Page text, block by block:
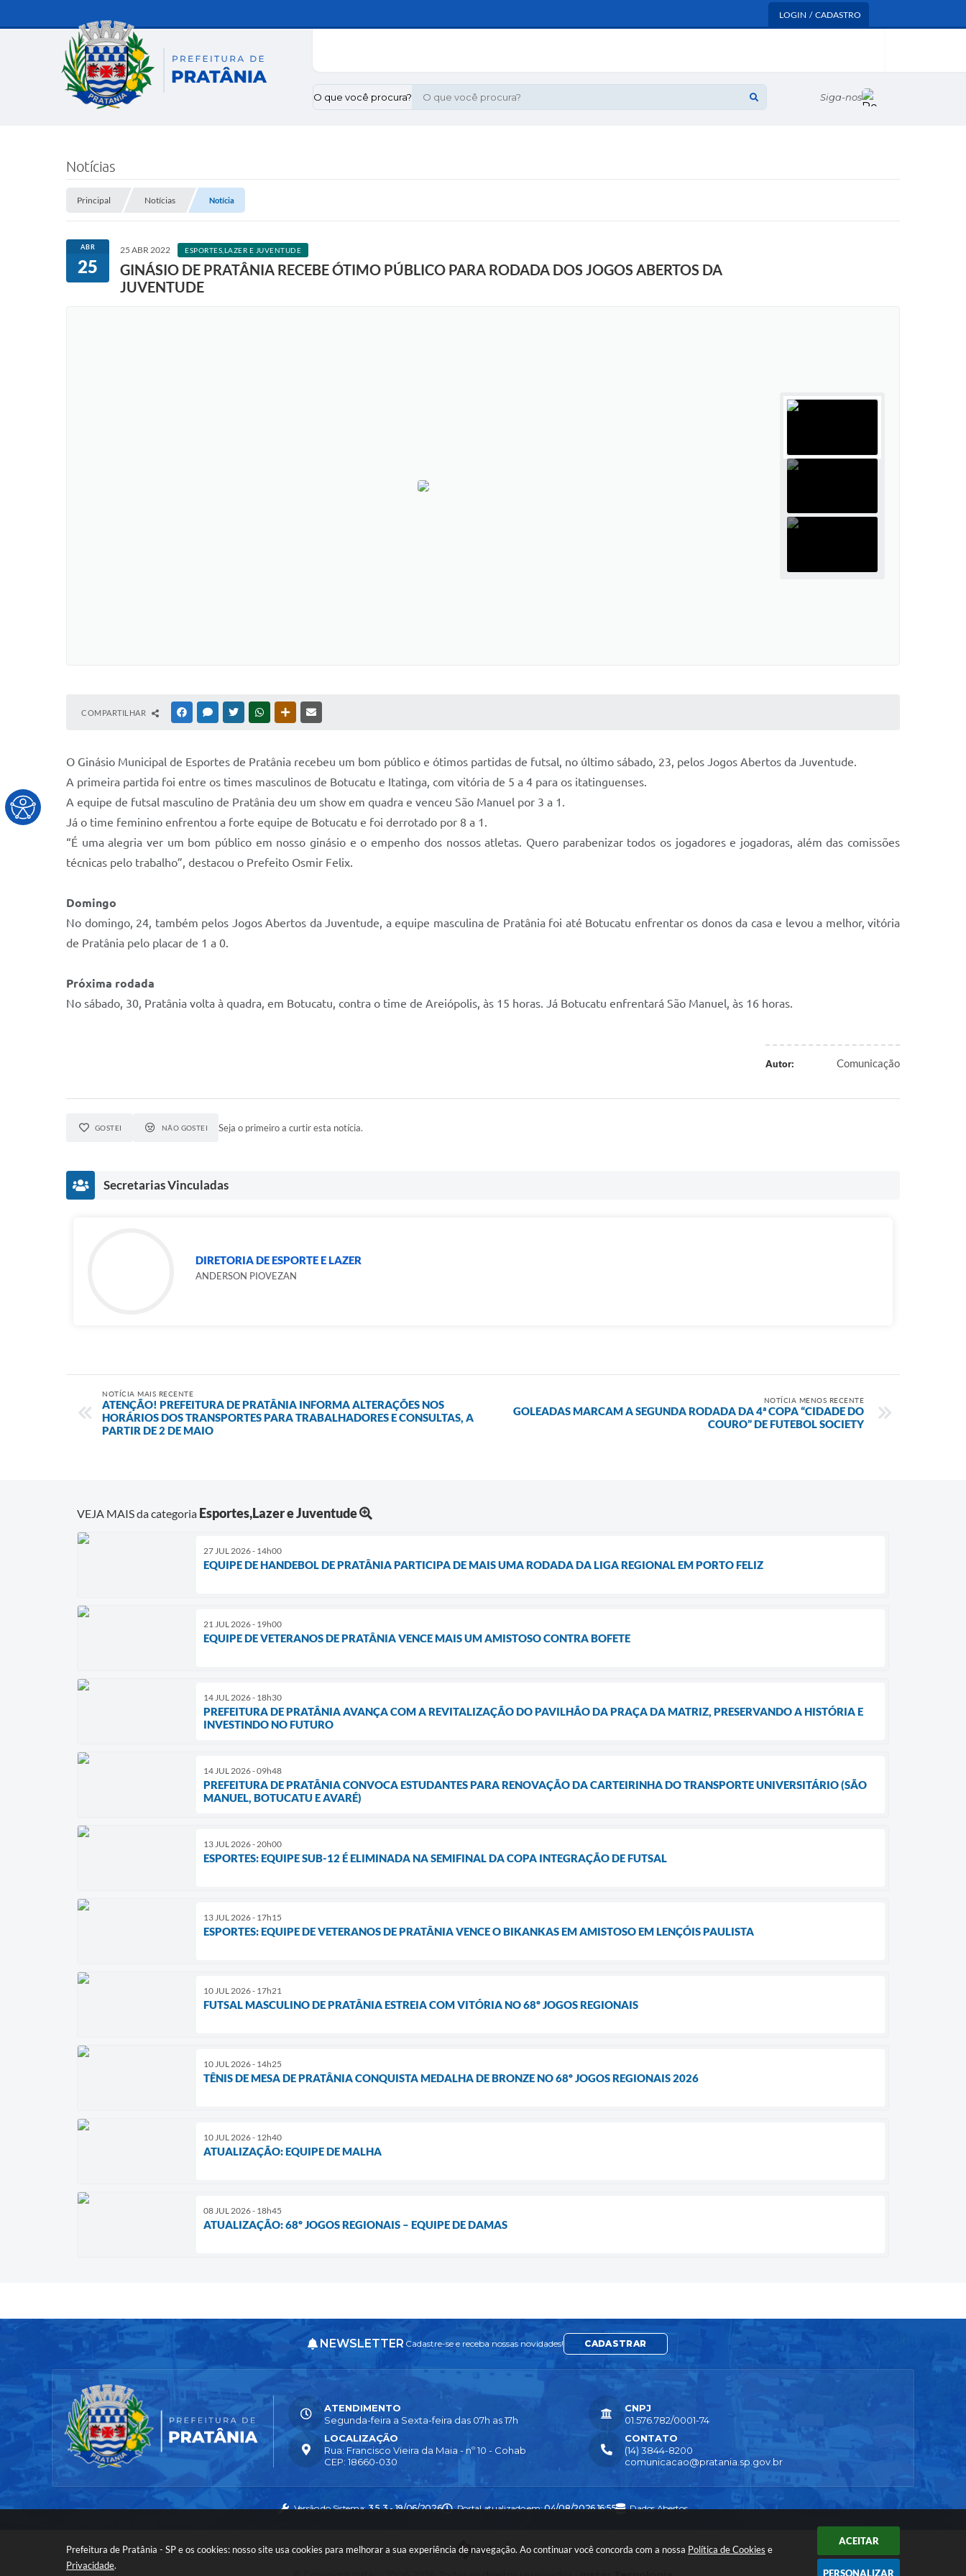
Prefeitura de Pratânia - SP e os cookies: nosso site usa cookies para melhorar a sua experiência de navegação. Ao continuar você concorda com a nossa Política de Cookies e
Privacidade.
ACEITAR
PERSONALIZAR
LOGIN / CADASTRO
O que você procura? Siga-nos
Notícias
Principal Notícias Notícia
ABR
25
25 ABR 2022 ESPORTES,LAZER E JUVENTUDE
GINÁSIO DE PRATÂNIA RECEBE ÓTIMO PÚBLICO PARA RODADA DOS JOGOS ABERTOS DA
JUVENTUDE
COMPARTILHAR FACEBOOKMESSENGER
TWITTERWHATSAPPOUTRAS MÍDIAS
O Ginásio Municipal de Esportes de Pratânia recebeu um bom público e ótimos partidas de futsal, no último sábado, 23, pelos Jogos Abertos da Juventude.
A primeira partida foi entre os times masculinos de Botucatu e Itatinga, com vitória de 5 a 4 para os itatinguenses.
A equipe de futsal masculino de Pratânia deu um show em quadra e venceu São Manuel por 3 a 1.
Já o time feminino enfrentou a forte equipe de Botucatu e foi derrotado por 8 a 1.
“É uma alegria ver um bom público em nosso ginásio e o empenho dos nossos atletas. Quero parabenizar todos os jogadores e jogadoras, além das comissões
técnicas pelo trabalho”, destacou o Prefeito Osmir Felix.
Domingo
No domingo, 24, também pelos Jogos Abertos da Juventude, a equipe masculina de Pratânia foi até Botucatu enfrentar os donos da casa e levou a melhor, vitória
de Pratânia pelo placar de 1 a 0.
Próxima rodada
No sábado, 30, Pratânia volta à quadra, em Botucatu, contra o time de Areiópolis, às 15 horas. Já Botucatu enfrentará São Manuel, às 16 horas.
Autor: Comunicação
GOSTEI NÃO GOSTEI Seja o primeiro a curtir esta notícia.
Secretarias Vinculadas
DIRETORIA DE ESPORTE E LAZER
ANDERSON PIOVEZAN
NOTÍCIA MAIS RECENTE
ATENÇÃO! PREFEITURA DE PRATÂNIA INFORMA ALTERAÇÕES NOS
HORÁRIOS DOS TRANSPORTES PARA TRABALHADORES E CONSULTAS, A
PARTIR DE 2 DE MAIO
NOTÍCIA MENOS RECENTE
GOLEADAS MARCAM A SEGUNDA RODADA DA 4ª COPA “CIDADE DO
COURO” DE FUTEBOL SOCIETY
VEJA MAIS da categoria Esportes,Lazer e Juventude
27 JUL 2026 - 14h00
EQUIPE DE HANDEBOL DE PRATÂNIA PARTICIPA DE MAIS UMA RODADA DA LIGA REGIONAL EM PORTO FELIZ
21 JUL 2026 - 19h00
EQUIPE DE VETERANOS DE PRATÂNIA VENCE MAIS UM AMISTOSO CONTRA BOFETE
14 JUL 2026 - 18h30
PREFEITURA DE PRATÂNIA AVANÇA COM A REVITALIZAÇÃO DO PAVILHÃO DA PRAÇA DA MATRIZ, PRESERVANDO A HISTÓRIA E
INVESTINDO NO FUTURO
14 JUL 2026 - 09h48
PREFEITURA DE PRATÂNIA CONVOCA ESTUDANTES PARA RENOVAÇÃO DA CARTEIRINHA DO TRANSPORTE UNIVERSITÁRIO (SÃO
MANUEL, BOTUCATU E AVARÉ)
13 JUL 2026 - 20h00
ESPORTES: EQUIPE SUB-12 É ELIMINADA NA SEMIFINAL DA COPA INTEGRAÇÃO DE FUTSAL
13 JUL 2026 - 17h15
ESPORTES: EQUIPE DE VETERANOS DE PRATÂNIA VENCE O BIKANKAS EM AMISTOSO EM LENÇÓIS PAULISTA
10 JUL 2026 - 17h21
FUTSAL MASCULINO DE PRATÂNIA ESTREIA COM VITÓRIA NO 68º JOGOS REGIONAIS
10 JUL 2026 - 14h25
TÊNIS DE MESA DE PRATÂNIA CONQUISTA MEDALHA DE BRONZE NO 68º JOGOS REGIONAIS 2026
10 JUL 2026 - 12h40
ATUALIZAÇÃO: EQUIPE DE MALHA
08 JUL 2026 - 18h45
ATUALIZAÇÃO: 68º JOGOS REGIONAIS – EQUIPE DE DAMAS
NEWSLETTER Cadastre-se e receba nossas novidades! CADASTRAR
LOCALIZAÇÃO
Rua: Francisco Vieira da Maia - nº 10 - Cohab
CEP: 18660-030
CONTATO
(14) 3844-8200
comunicacao@pratania.sp.gov.br
ATENDIMENTO
Segunda-feira a Sexta-feira das 07h as 17h
CNPJ
01.576.782/0001-74
Versão do Sistema:3.5.3 - 19/06/2026 Portal atualizado em:04/08/2026 16:55 Dados Abertos